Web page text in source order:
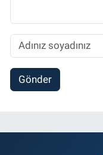
Gönder